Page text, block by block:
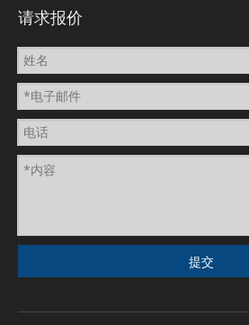
请求报价
提交